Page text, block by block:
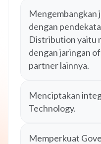
Mengembangkan
dengan
Distribution yaitu
dengan jaringan
partner lainnya.
Menciptakan
Technology.
Memperkuat